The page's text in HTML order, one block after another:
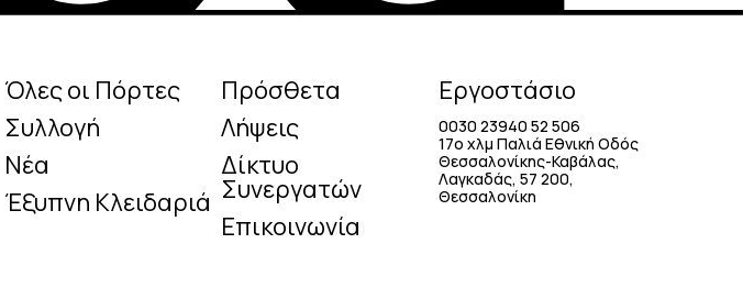
Όλες οι Πόρτες
Συλλογή
Νέα
Έξυπνη Κλειδαριά
Πρόσθετα
Λήψεις
Δίκτυο
Συνεργατών
Επικοινωνία
Εργοστάσιο
0030 23940 52 506
17o χλμ Παλιά Εθνική Οδός
Θεσσαλονίκης-Καβάλας,
Λαγκαδάς, 57 200,
Θεσσαλονίκη